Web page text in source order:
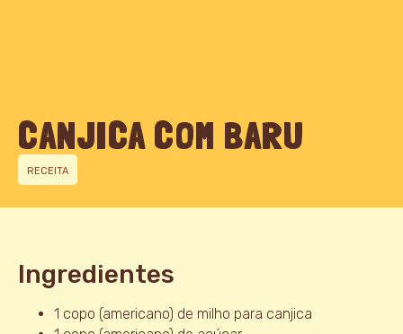
CANJICA COM BARU
RECEITA
Ingredientes
1 copo (americano) de milho para canjica